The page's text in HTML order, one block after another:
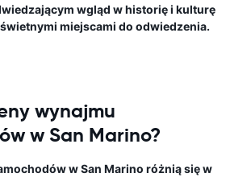
wgląd w historię i kulturę
miejscami do odwiedzenia.
wynajmu
w San Marino?
w San Marino różnią się w